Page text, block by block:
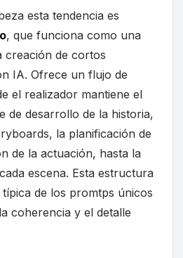
esta tendencia es
, que funciona como una
creación de cortos
IA. Ofrece un flujo de
el realizador mantiene el
de desarrollo de la historia,
la planificación de
de la actuación, hasta la
escena. Esta estructura
de los promtps únicos
coherencia y el detalle